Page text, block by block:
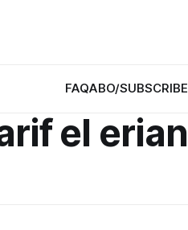
FAQABO/SUBSCRIBE
el erian